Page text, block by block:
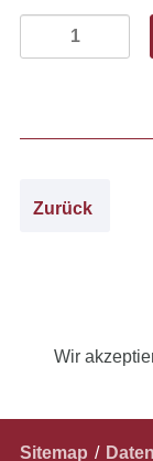
Zurück
Wir
Navigation
Sitemap